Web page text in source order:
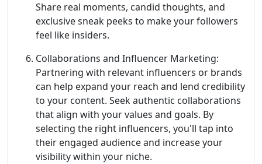
Share real moments, candid thoughts, and
exclusive sneak peeks to make your followers
feel like insiders.
Collaborations and Influencer Marketing:
Partnering with relevant influencers or brands
can help expand your reach and lend credibility
to your content. Seek authentic collaborations
that align with your values and goals. By
selecting the right influencers, you'll tap into
their engaged audience and increase your
visibility within your niche.